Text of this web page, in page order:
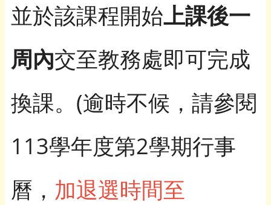
並於該課程開始上課後一
周內交至教務處即可完成
換課。(逾時不候，請參閱
113學年度第2學期行事
曆， 加退選時間至